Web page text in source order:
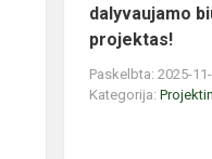
dalyvaujamo
projektas!
Paskelbta: 2025-
Kategorija: